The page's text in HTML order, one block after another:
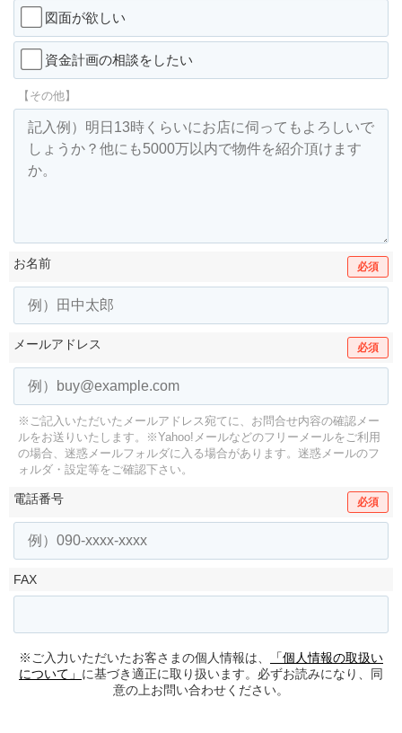
図面が欲しい
資金計画の相談をしたい
【その他】
お名前 必須
メールアドレス 必須
※ご記入いただいたメールアドレス宛てに、お問合せ内容の確認メー
ルをお送りいたします。
※Yahoo!メールなどのフリーメールをご利用
の場合、迷惑メールフォルダに入る場合があります。 迷惑メールのフ
ォルダ・設定等をご確認下さい。
電話番号 必須
FAX
※ご入力いただいたお客さまの個人情報は、
「個人情報の取扱い
について」 に基づき適正に取り扱います。必ずお読みになり、同
意の上お問い合わせください。